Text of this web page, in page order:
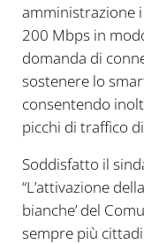
amministrazione
200 Mbps in
domanda di
sostenere lo
consentendo
picchi di traffico
Soddisfatto il
“L’attivazione
bianche’ del
sempre più